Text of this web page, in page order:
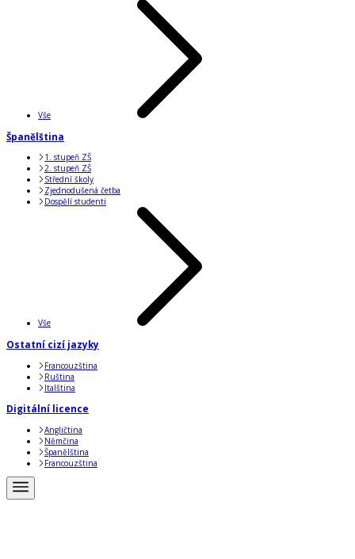
Vše
Španělština
1. stupeň ZŠ
2. stupeň ZŠ
Střední školy
Zjednodušená četba
Dospělí studenti
Vše
Ostatní cizí jazyky
Francouzština
Ruština
Italština
Digitální licence
Angličtina
Němčina
Španělština
Francouzština